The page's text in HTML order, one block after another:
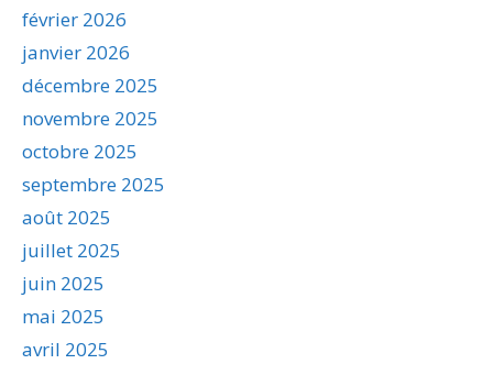
février 2026
janvier 2026
décembre 2025
novembre 2025
octobre 2025
septembre 2025
août 2025
juillet 2025
juin 2025
mai 2025
avril 2025